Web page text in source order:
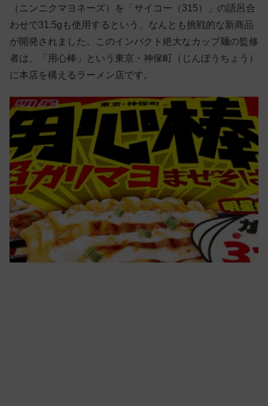
（ニンニクマヨネーズ）を「サイコー（315）」の語呂合
わせで31.5gも使用するという、なんとも挑戦的な新商品
が開発されました。このインパクト絶大なカップ麺の監修
者は、「用心棒」という東京・神保町（じんぼうちょう）
に本店を構えるラーメン店です。